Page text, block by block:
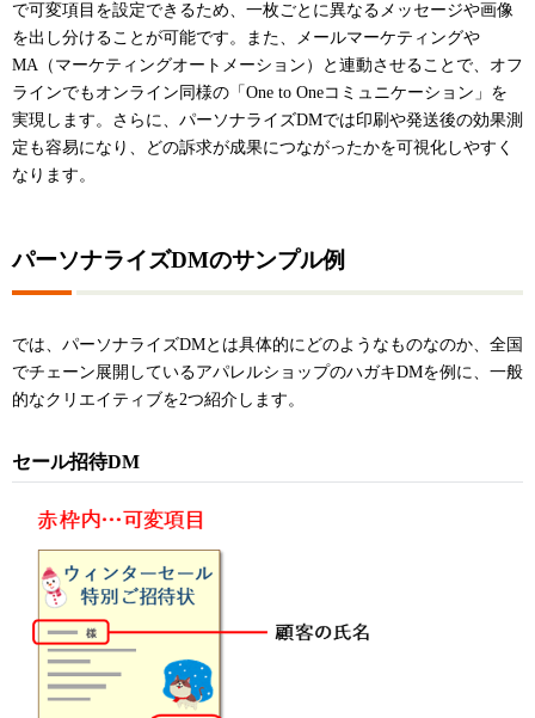
で可変項目を設定できるため、一枚ごとに異なるメッセージや画像
を出し分けることが可能です。また、メールマーケティングや
MA（マーケティングオートメーション）と連動させることで、オフ
ラインでもオンライン同様の「One to Oneコミュニケーション」を
実現します。さらに、パーソナライズDMでは印刷や発送後の効果測
定も容易になり、どの訴求が成果につながったかを可視化しやすく
なります。
パーソナライズDMのサンプル例
では、パーソナライズDMとは具体的にどのようなものなのか、全国
でチェーン展開しているアパレルショップのハガキDMを例に、一般
的なクリエイティブを2つ紹介します。
セール招待DM